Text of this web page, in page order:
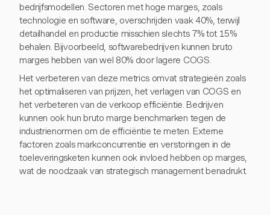
bedrijfsmodellen. Sectoren met hoge marges, zoals
technologie en software, overschrijden vaak 40%, terwijl
detailhandel en productie misschien slechts 7% tot 15%
behalen. Bijvoorbeeld, softwarebedrijven kunnen bruto
marges hebben van wel 80% door lagere COGS.
Het verbeteren van deze metrics omvat strategieën zoals
het optimaliseren van prijzen, het verlagen van COGS en
het verbeteren van de verkoop efficiëntie. Bedrijven
kunnen ook hun bruto marge benchmarken tegen de
industrienormen om de efficiëntie te meten. Externe
factoren zoals markconcurrentie en verstoringen in de
toeleveringsketen kunnen ook invloed hebben op marges,
wat de noodzaak van strategisch management benadrukt.